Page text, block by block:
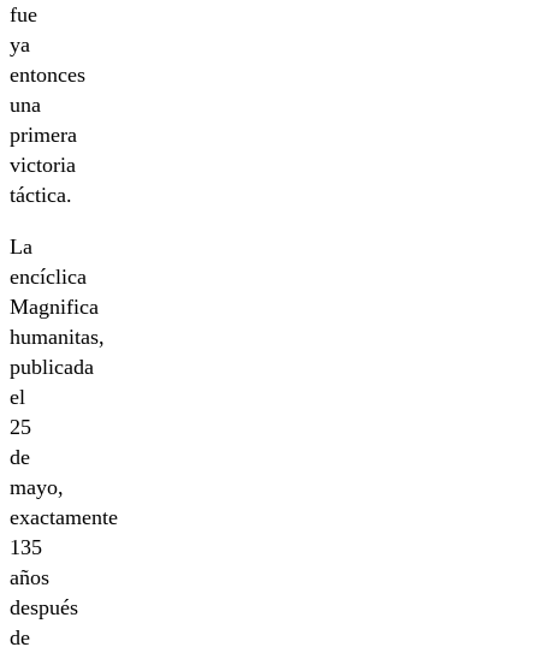
fue
ya
entonces
una
primera
victoria
táctica.
La
encíclica
Magnifica
humanitas,
publicada
el
25
de
mayo,
exactamente
135
años
después
de